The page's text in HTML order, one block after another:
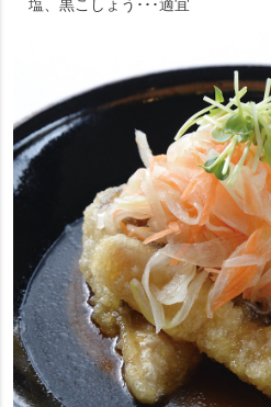
塩、黒こしょう･･･適宜